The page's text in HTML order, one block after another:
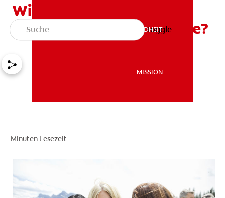
MISSION
COLGATE® MARKENSHOP
MUNDGESUNDHEIT
MISSION
Toggle
Wie pflege ich als
Erwachsener meine Zähne?
Minuten Lesezeit